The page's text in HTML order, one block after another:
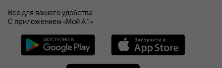
Всё для вашего удобства
С приложением «Мой А1»